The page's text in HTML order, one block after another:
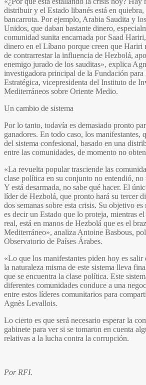
distribuir y el Estado libanés está en quiebra,
bancarrota. Por ejemplo, Arabia Saudita y
Unidos, que daban bastante dinero,
comunidad sunita encarnada por Saad
dinero en el Líbano porque creen que Hariri
de contrarrestar la influencia de Hezbolá,
enemigo jurado de los sauditas», explica
investigadora principal de la Fundación para
Estratégica, vicepresidenta del Instituto de
Mediterráneos sobre Oriente Medio.
Un cambio de sistema
Por lo tanto, todavía es demasiado pronto
ganadores. En todo caso, los manifestantes,
del sistema confesional, basado en una
entre las comunidades, de momento no
«La revuelta popular trasciende las
clase política en su conjunto no entendió,
Y está desarmada, no sabe qué hacer. El
líder de Hezbolá, que pronto hará su tercer
dos semanas sobre esta crisis. Su objetivo
es decir un Estado que lo proteja, mientras
real, está en manos de Hezbolá que es el
Mediterráneo», analiza Antoine Basbous,
Observatorio de Países Árabes.
«Lo que los manifestantes piden hoy es salir
la naturaleza misma de este sistema lleva
que se encuentra la clase política. Este
diferentes comunidades conduce a una
entre estos líderes comunitarios para
Agnès Levallois.
Lo cierto es que será necesario esperar la
gabinete para ver si se tomaron en cuenta
relativas a la lucha contra la corrupción.
Por RFI.